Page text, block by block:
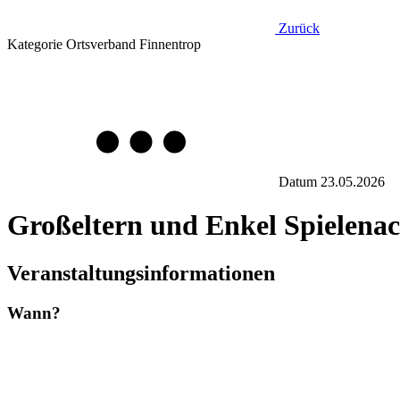
Zurück
Kategorie Ortsverband Finnentrop
Datum 23.05.2026
Großeltern und Enkel
Veranstaltungsinformationen
Wann?